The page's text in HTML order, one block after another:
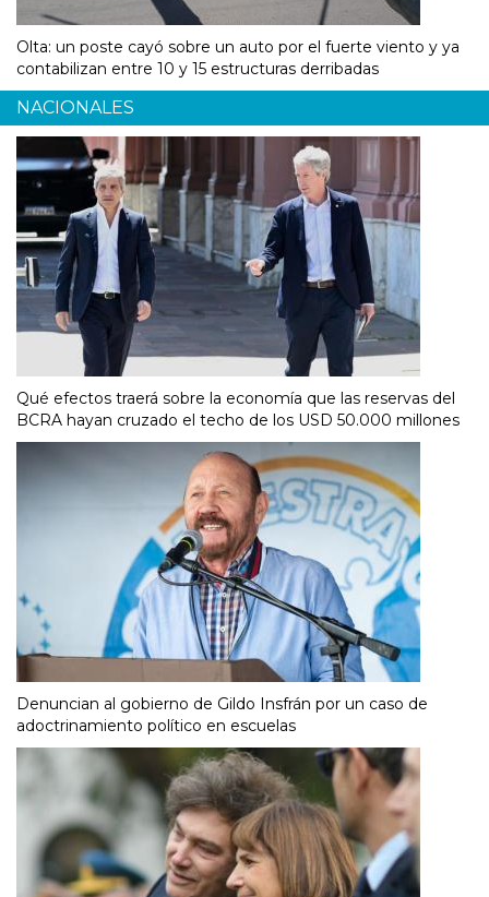
Olta: un poste cayó sobre un auto por el fuerte viento y ya
contabilizan entre 10 y 15 estructuras derribadas
NACIONALES
Qué efectos traerá sobre la economía que las reservas del
BCRA hayan cruzado el techo de los USD 50.000 millones
Denuncian al gobierno de Gildo Insfrán por un caso de
adoctrinamiento político en escuelas